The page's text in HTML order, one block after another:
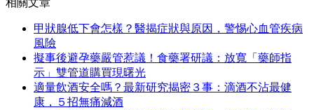
相關文章
甲狀腺低下會怎樣？醫揭症狀與原因，警惕心血管疾病
風險
擬事後避孕藥嚴管惹議！食藥署研議：放寬「藥師指
示」雙管道購買現曙光
適量飲酒安全嗎？最新研究揭密３事：滴酒不沾最健
康，５招無痛減酒